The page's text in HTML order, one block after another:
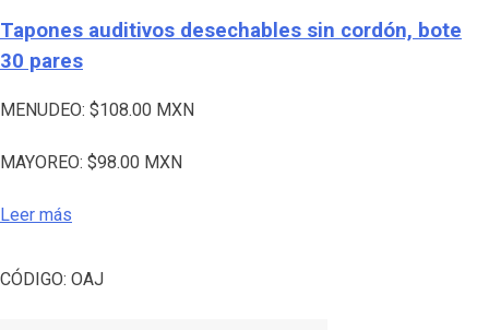
Tapones auditivos desechables sin cordón, bote
30 pares
MENUDEO: $108.00 MXN
MAYOREO: $98.00 MXN
Leer más
CÓDIGO: OAJ